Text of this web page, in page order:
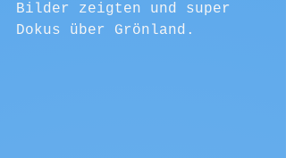
Bilder zeigten und super
Dokus über Grönland.